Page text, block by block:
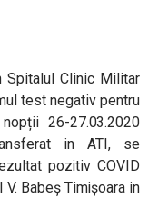
Spitalul Clinic Militar
test negativ pentru
26-27.03.2020
in ATI, se
pozitiv COVID
V. Babeș Timișoara in